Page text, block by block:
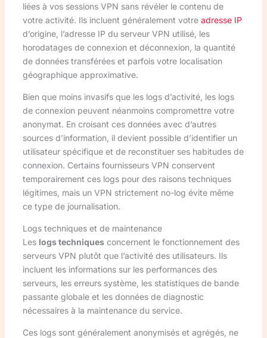
liées à vos sessions VPN sans révéler le contenu de
votre activité. Ils incluent généralement votre adresse IP
d’origine, l’adresse IP du serveur VPN utilisé, les
horodatages de connexion et déconnexion, la quantité
de données transférées et parfois votre localisation
géographique approximative.
Bien que moins invasifs que les logs d’activité, les logs
de connexion peuvent néanmoins compromettre votre
anonymat. En croisant ces données avec d’autres
sources d’information, il devient possible d’identifier un
utilisateur spécifique et de reconstituer ses habitudes de
connexion. Certains fournisseurs VPN conservent
temporairement ces logs pour des raisons techniques
légitimes, mais un VPN strictement no-log évite même
ce type de journalisation.
Logs techniques et de maintenance
Les logs techniquesconcernent le fonctionnement des
serveurs VPN plutôt que l’activité des utilisateurs. Ils
incluent les informations sur les performances des
serveurs, les erreurs système, les statistiques de bande
passante globale et les données de diagnostic
nécessaires à la maintenance du service.
Ces logs sont généralement anonymisés et agrégés, ne